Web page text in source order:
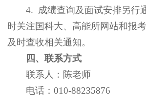
4. 成绩查询及面试安排另行
时关注国科大、高能所网站和报
及时查收相关通知。
四、联系方式
联系人：陈老师
电话：010-88235876